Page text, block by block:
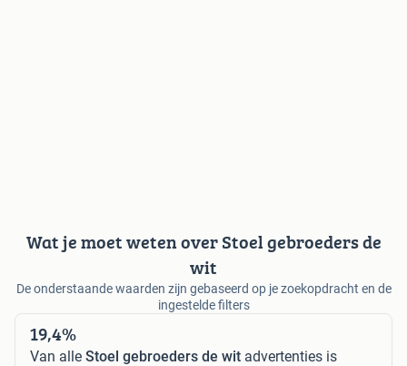
Wat je moet weten over Stoel gebroeders de
wit
De onderstaande waarden zijn gebaseerd op je zoekopdracht en de
ingestelde filters
19,4%
Van alle Stoel gebroeders de wit advertenties is